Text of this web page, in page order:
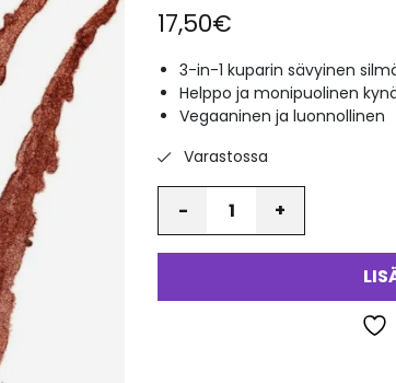
17,50€
3-in-1 kuparin sävyinen
Helppo ja monipuolinen
Vegaaninen ja luonnollinen
Varastossa